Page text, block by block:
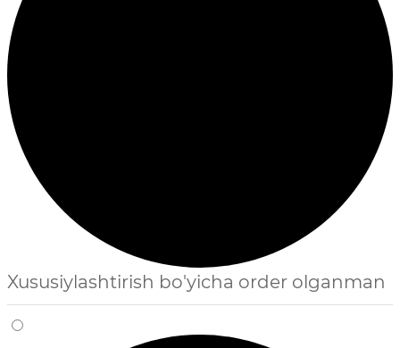
Xususiylashtirish bo'yicha order olganman